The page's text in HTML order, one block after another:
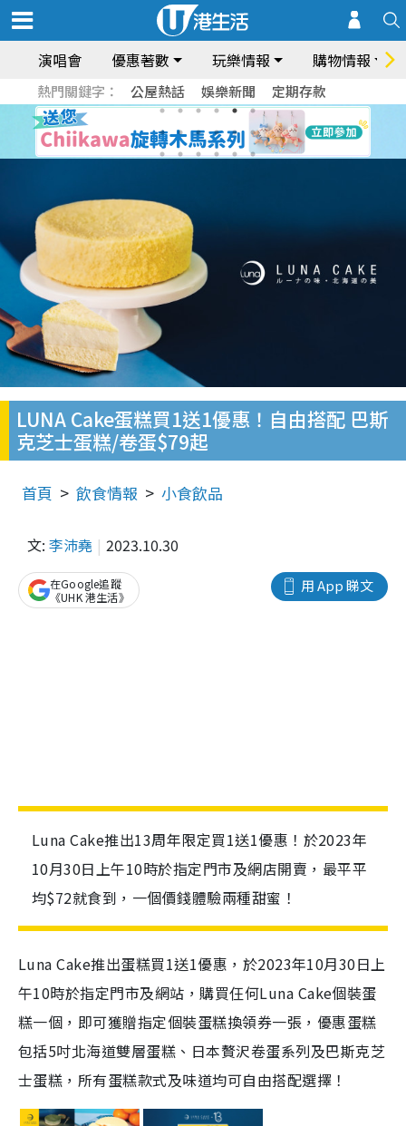
演唱會 優惠著數 玩樂情報 購物情報
熱門關鍵字： 公屋熱話 娛樂新聞 定期存款
LUNA Cake蛋糕買1送1優惠！自由搭配 巴斯
克芝士蛋糕/卷蛋$79起
首頁 飲食情報 小食飲品
文: 李沛堯 2023.10.30
用 App 睇文
在Google追蹤
《UHK 港生活》
Luna Cake推出13周年限定買1送1優惠！於2023年
10月30日上午10時於指定門市及網店開賣，最平平
均$72就食到，一個價錢體驗兩種甜蜜！
Luna Cake推出蛋糕買1送1優惠，於2023年10月30日上
午10時於指定門市及網站，購買仼何Luna Cake個裝蛋
糕一個，即可獲贈指定個裝蛋糕換領券一張，優惠蛋糕
包括5吋北海道雙層蛋糕、日本贅沢卷蛋系列及巴斯克芝
士蛋糕，所有蛋糕款式及味道均可自由搭配選擇！